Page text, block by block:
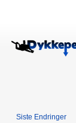
Siste Endringer